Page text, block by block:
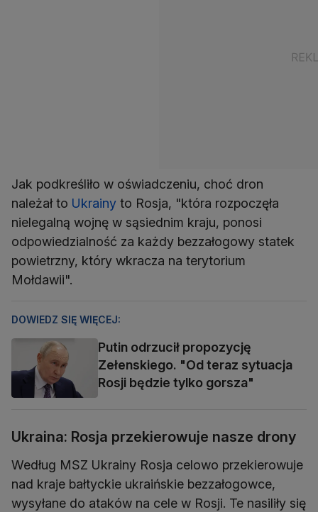
Jak podkreśliło w oświadczeniu, choć dron
należał to Ukrainy to Rosja, "która rozpoczęła
nielegalną wojnę w sąsiednim kraju, ponosi
odpowiedzialność za każdy bezzałogowy statek
powietrzny, który wkracza na terytorium
Mołdawii".
DOWIEDZ SIĘ WIĘCEJ:
Putin odrzucił propozycję
Zełenskiego. "Od teraz sytuacja
Rosji będzie tylko gorsza"
Ukraina: Rosja przekierowuje nasze drony
Według MSZ Ukrainy Rosja celowo przekierowuje
nad kraje bałtyckie ukraińskie bezzałogowce,
wysyłane do ataków na cele w Rosji. Te nasiliły się